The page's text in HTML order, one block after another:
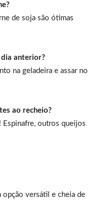
de soja são ótimas
anterior?
na geladeira e assar no
ao recheio?
Espinafre, outros queijos
opção versátil e cheia de